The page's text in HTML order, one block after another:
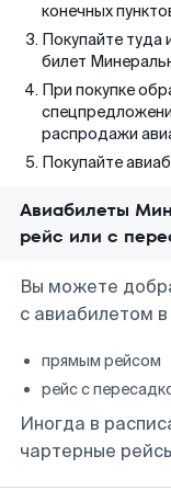
конечных
Покупайте туда
билет
При покупке
распродажи
Покупайте
Авиабилеты
рейс или с
Вы можете
с авиабилетом
прямым рейсом
рейс с
Иногда в
чартерные